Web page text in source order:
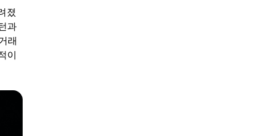
졌
과
래
이